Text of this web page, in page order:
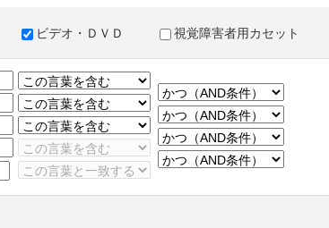
ビデオ・ＤＶＤ 視覚障害者用カセット